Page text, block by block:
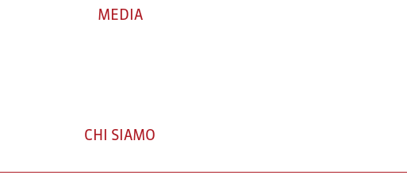
MEDIA
CHI SIAMO